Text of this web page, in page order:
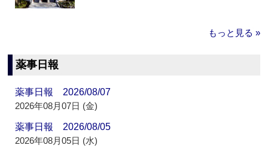
もっと見る »
薬事日報
薬事日報 2026/08/07
2026年08月07日 (金)
薬事日報 2026/08/05
2026年08月05日 (水)